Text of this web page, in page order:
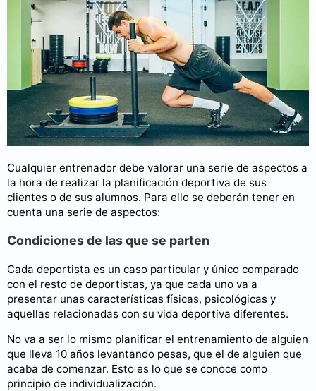
Cualquier entrenador debe valorar una serie de aspectos a
la hora de realizar la planificación deportiva de sus
clientes o de sus alumnos. Para ello se deberán tener en
cuenta una serie de aspectos:
Condiciones de las que se parten
Cada deportista es un caso particular y único comparado
con el resto de deportistas, ya que cada uno va a
presentar unas características físicas, psicológicas y
aquellas relacionadas con su vida deportiva diferentes.
No va a ser lo mismo planificar el entrenamiento de alguien
que lleva 10 años levantando pesas, que el de alguien que
acaba de comenzar. Esto es lo que se conoce como
principio de individualización.